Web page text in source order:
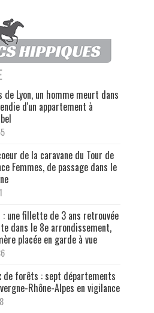
de Lyon, un homme meurt dans
d'un appartement à
de la caravane du Tour de
Femmes, de passage dans le
: une fillette de 3 ans retrouvée
dans le 8e arrondissement,
placée en garde à vue
de forêts : sept départements
Rhône-Alpes en vigilance